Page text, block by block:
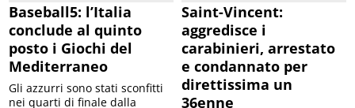
Baseball5: l’Italia
conclude al quinto
posto i Giochi del
Mediterraneo
Gli azzurri sono stati sconfitti
nei quarti di finale dalla
Saint-Vincent:
aggredisce i
carabinieri, arrestato
e condannato per
direttissima un
36enne